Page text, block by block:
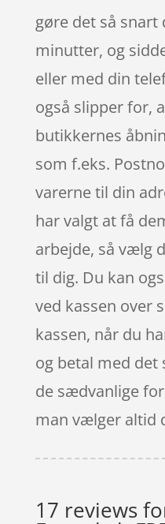
gøre det så snart
minutter, og
eller med din
også slipper for,
butikkernes
som f.eks.
varerne til din
har valgt at få
arbejde, så vælg
til dig. Du kan
ved kassen over
kassen, når du
og betal med det
de sædvanlige
man vælger altid
17 reviews